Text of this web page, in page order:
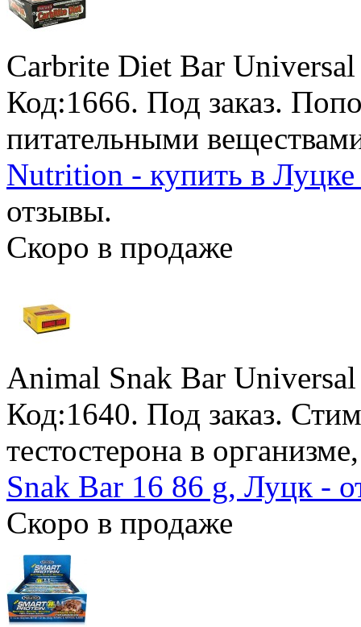
Carbrite Diet Bar
Код:1666. Под заказ.
питательными
Nutrition - купить в Луцке
отзывы.
Скоро в продаже
Animal Snak Bar
Код:1640. Под заказ.
тестостерона в
Snak Bar 16 86 g, Луцк -
Скоро в продаже